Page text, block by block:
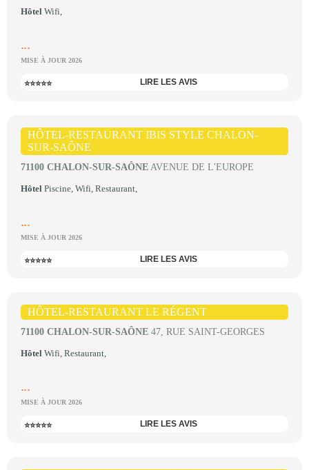
Hôtel Wifi,
...
MISE À JOUR 2026
⭐⭐⭐⭐⭐ LIRE LES AVIS
HÔTEL-RESTAURANT IBIS STYLE CHALON-
SUR-SAÔNE
71100 CHALON-SUR-SAÔNE AVENUE DE L'EUROPE
Hôtel Piscine, Wifi, Restaurant,
...
MISE À JOUR 2026
⭐⭐⭐⭐⭐ LIRE LES AVIS
HÔTEL-RESTAURANT LE RÉGENT
71100 CHALON-SUR-SAÔNE 47, RUE SAINT-GEORGES
Hôtel Wifi, Restaurant,
...
MISE À JOUR 2026
⭐⭐⭐⭐⭐ LIRE LES AVIS